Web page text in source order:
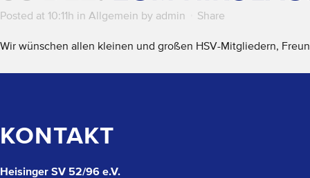
Posted at 10:11h in Allgemein by admin
Share
Wir wünschen allen kleinen und großen HSV-Mitgliedern,
KONTAKT
Heisinger SV 52/96 e.V.